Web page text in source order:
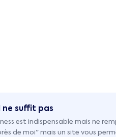
ne suffit pas
est indispensable mais ne
de moi" mais un site vous